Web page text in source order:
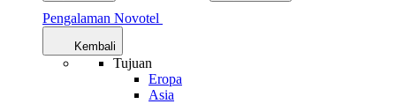
Pengalaman Novotel
Kembali
Tujuan
Eropa
Asia